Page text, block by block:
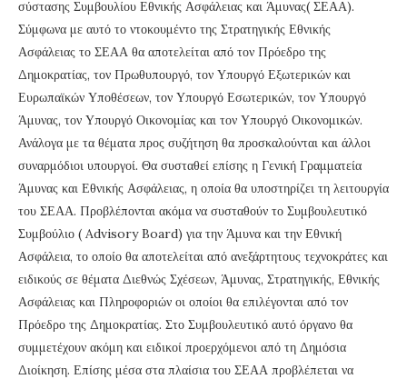
σύστασης Συμβουλίου Εθνικής Ασφάλειας και Άμυνας( ΣΕΑΑ).
Σύμφωνα με αυτό το ντοκουμέντο της Στρατηγικής Εθνικής
Ασφάλειας το ΣΕΑΑ θα αποτελείται από τον Πρόεδρο της
Δημοκρατίας, τον Πρωθυπουργό, τον Υπουργό Εξωτερικών και
Ευρωπαϊκών Υποθέσεων, τον Υπουργό Εσωτερικών, τον Υπουργό
Άμυνας, τον Υπουργό Οικονομίας και τον Υπουργό Οικονομικών.
Ανάλογα με τα θέματα προς συζήτηση θα προσκαλούνται και άλλοι
συναρμόδιοι υπουργοί. Θα συσταθεί επίσης η Γενική Γραμματεία
Άμυνας και Εθνικής Ασφάλειας, η οποία θα υποστηρίζει τη λειτουργία
του ΣΕΑΑ. Προβλέπονται ακόμα να συσταθούν το Συμβουλευτικό
Συμβούλιο ( Advisory Board) για την Άμυνα και την Εθνική
Ασφάλεια, το οποίο θα αποτελείται από ανεξάρτητους τεχνοκράτες και
ειδικούς σε θέματα Διεθνώς Σχέσεων, Άμυνας, Στρατηγικής, Εθνικής
Ασφάλειας και Πληροφοριών οι οποίοι θα επιλέγονται από τον
Πρόεδρο της Δημοκρατίας. Στο Συμβουλευτικό αυτό όργανο θα
συμμετέχουν ακόμη και ειδικοί προερχόμενοι από τη Δημόσια
Διοίκηση. Επίσης μέσα στα πλαίσια του ΣΕΑΑ προβλέπεται να